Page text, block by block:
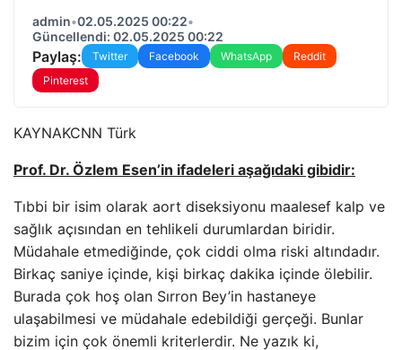
admin•02.05.2025 00:22•
Güncellendi: 02.05.2025 00:22
Paylaş: Twitter Facebook WhatsApp
Reddit
Pinterest
KAYNAKCNN Türk
Prof. Dr. Özlem Esen’in ifadeleri aşağıdaki gibidir:
Tıbbi bir isim olarak aort diseksiyonu maalesef kalp ve
sağlık açısından en tehlikeli durumlardan biridir.
Müdahale etmediğinde, çok ciddi olma riski altındadır.
Birkaç saniye içinde, kişi birkaç dakika içinde ölebilir.
Burada çok hoş olan Sırron Bey’in hastaneye
ulaşabilmesi ve müdahale edebildiği gerçeği. Bunlar
bizim için çok önemli kriterlerdir. Ne yazık ki,